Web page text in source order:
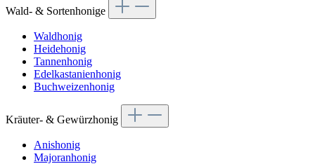
Wald- & Sortenhonige
Waldhonig
Heidehonig
Tannenhonig
Edelkastanienhonig
Buchweizenhonig
Kräuter- & Gewürzhonig
Anishonig
Majoranhonig